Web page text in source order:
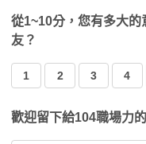
從1~10分，您有多大
友？
1 2 3 4
歡迎留下給104職場力